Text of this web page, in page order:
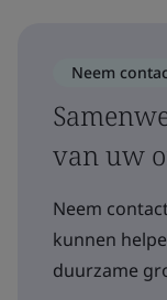
Neem
van uw
Neem
kunnen
duurzame